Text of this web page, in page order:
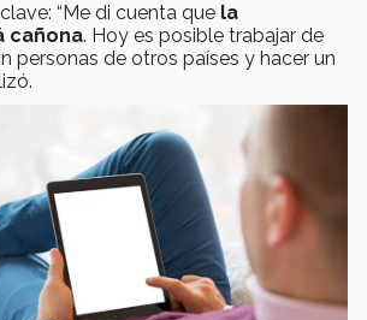
“Me di cuenta que la
cañona. Hoy es posible trabajar de
personas de otros países y hacer un